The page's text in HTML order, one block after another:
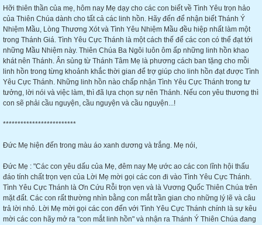
Hỡi thiên thần của mẹ, hôm nay Mẹ dạy cho các con biết về Tình Yêu trọn hảo
của Thiên Chúa dành cho tất cả các linh hồn. Hãy đến để nhận biết Thánh Ý
Nhiệm Mầu, Lòng Thương Xót và Tình Yêu Nhiệm Mầu đều hiệp nhất làm một
trong Thánh Giá. Tình Yêu Cực Thánh là một cách thế để các con có thể đạt tới
những Mầu Nhiệm này. Thiên Chúa Ba Ngôi luôn ôm ấp những linh hồn khao
khát nên Thánh. Ân sủng từ Thánh Tâm Mẹ là phương cách ban tặng cho mỗi
linh hồn trong từng khoảnh khắc thời gian để trợ giúp cho linh hồn đạt được Tình
Yêu Cực Thánh. Những linh hồn nào chấp nhận Tình Yêu Cực Thánh trong tư
tưởng, lời nói và việc làm, thì đã lựa chọn sự nên Thánh. Nếu con yêu thương thì
con sẽ phải cầu nguyện, cầu nguyện và cầu nguyện...!
*************************
Đức Mẹ hiện đến trong màu áo xanh dương và trắng. Mẹ nói,
Đức Mẹ : "Các con yêu dấu của Mẹ, đêm nay Mẹ ước ao các con lĩnh hội thấu
đáo tính chất trọn vẹn của Lời Mẹ mời gọi các con đi vào Tình Yêu Cực Thánh.
Tình Yêu Cực Thánh là Ơn Cứu Rỗi trọn vẹn và là Vương Quốc Thiên Chúa trên
mặt đất. Các con rất thường nhìn bằng con mắt trần gian cho những lý lẽ và câu
trả lời nhỏ. Lời Mẹ mời gọi các con đến với Tình Yêu Cực Thánh chính là sự kêu
mời các con hãy mở ra "con mắt linh hồn" và nhận ra Thánh Ý Thiên Chúa đang